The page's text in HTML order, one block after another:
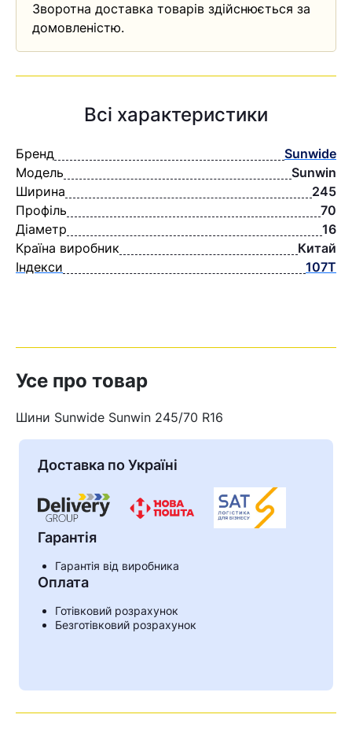
Кошик
Ваш номер надіслано.
Зворотна доставка товарів здійснюється за
домовленістю.
Всі характеристики
Бренд
Sunwide
Модель
Sunwin
Ширина
245
Профіль
70
Діаметр
16
Країна виробник
Китай
Індекси
107T
Усе про товар
Шини Sunwide Sunwin 245/70 R16
Доставка по Україні
Гарантія
Гарантія від виробника
Оплата
Готівковий розрахунок
Безготівковий розрахунок